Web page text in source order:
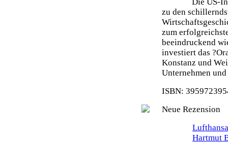
zu den
zum
beeindruckend
investiert das
Konstanz und
Unternehmen
ISBN:
Neue Rezension
Hartmut